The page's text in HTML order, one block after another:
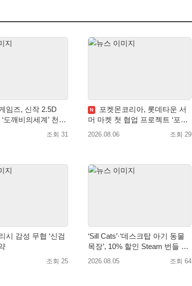
임즈, 신작 2.5D
광고 모델 발탁
조회 31
N
포켓몬코리아, 롯데타운 서
머 마켓 첫 협업 프로젝트 ‘포켓
몬 별빛낙원’ 개최
2026.08.06 조회 29
감성 무협 ‘신검
조회 25
‘Sill Cats’·‘데스크탑 아기 동물
목장’, 10% 할인 Steam 번들 판
매
2026.08.05 조회 64